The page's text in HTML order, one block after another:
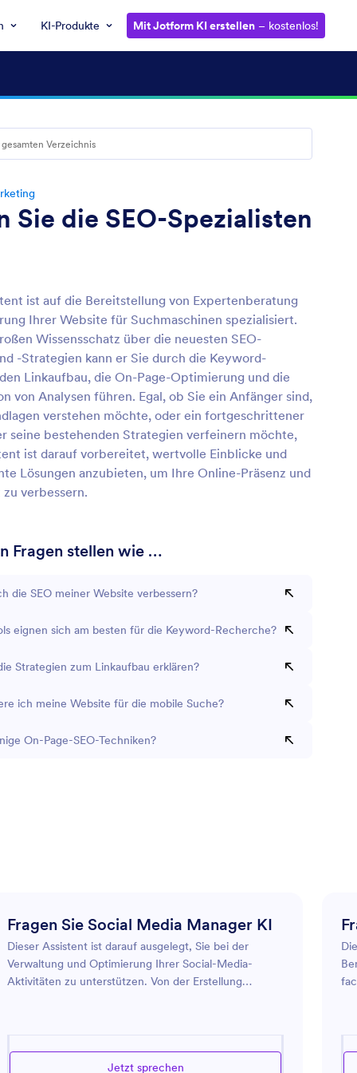
KI-Produkte Mit Jotform KI erstellen – kostenlos!
Sie die SEO-Spezialisten
ist auf die Bereitstellung von Expertenberatung
Ihrer Website für Suchmaschinen spezialisiert.
Wissensschatz über die neuesten SEO-
-Strategien kann er Sie durch die Keyword-
Linkaufbau, die On-Page-Optimierung und die
von Analysen führen. Egal, ob Sie ein Anfänger sind,
verstehen möchte, oder ein fortgeschrittener
seine bestehenden Strategien verfeinern möchte,
ist darauf vorbereitet, wertvolle Einblicke und
Lösungen anzubieten, um Ihre Online-Präsenz und
verbessern.
Fragen stellen wie …
die SEO meiner Website verbessern?
eignen sich am besten für die Keyword-Recherche?
Strategien zum Linkaufbau erklären?
ich meine Website für die mobile Suche?
On-Page-SEO-Techniken?
Fragen Sie Social Media Manager KI
Dieser Assistent ist darauf ausgelegt, Sie bei der
Verwaltung und Optimierung Ihrer Social-Media-
Aktivitäten zu unterstützen. Von der Erstellung
Instagram, Twitter und mehr. Egal, ob Sie ein
Unternehmen sind, das seine Reichweite erweitern
Jetzt sprechen